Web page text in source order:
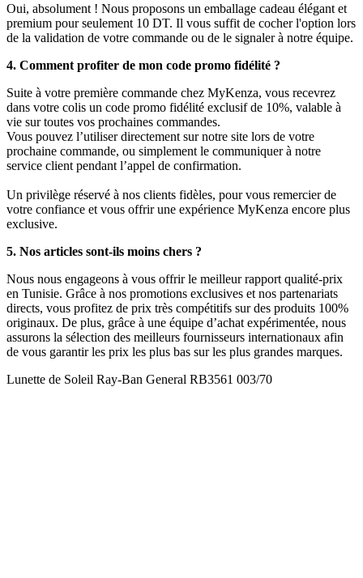
Oui, absolument ! Nous proposons un emballage cadeau élégant et
premium pour seulement 10 DT. Il vous suffit de cocher l'option lors
de la validation de votre commande ou de le signaler à notre équipe.
4. Comment profiter de mon code promo fidélité ?
Suite à votre première commande chez MyKenza, vous recevrez
dans votre colis un code promo fidélité exclusif de 10%, valable à
vie sur toutes vos prochaines commandes.
Vous pouvez l’utiliser directement sur notre site lors de votre
prochaine commande, ou simplement le communiquer à notre
service client pendant l’appel de confirmation.
Un privilège réservé à nos clients fidèles, pour vous remercier de
votre confiance et vous offrir une expérience MyKenza encore plus
exclusive.
5. Nos articles sont-ils moins chers ?
Nous nous engageons à vous offrir le meilleur rapport qualité-prix
en Tunisie. Grâce à nos promotions exclusives et nos partenariats
directs, vous profitez de prix très compétitifs sur des produits 100%
originaux. De plus, grâce à une équipe d’achat expérimentée, nous
assurons la sélection des meilleurs fournisseurs internationaux afin
de vous garantir les prix les plus bas sur les plus grandes marques.
Lunette de Soleil Ray-Ban General RB3561 003/70